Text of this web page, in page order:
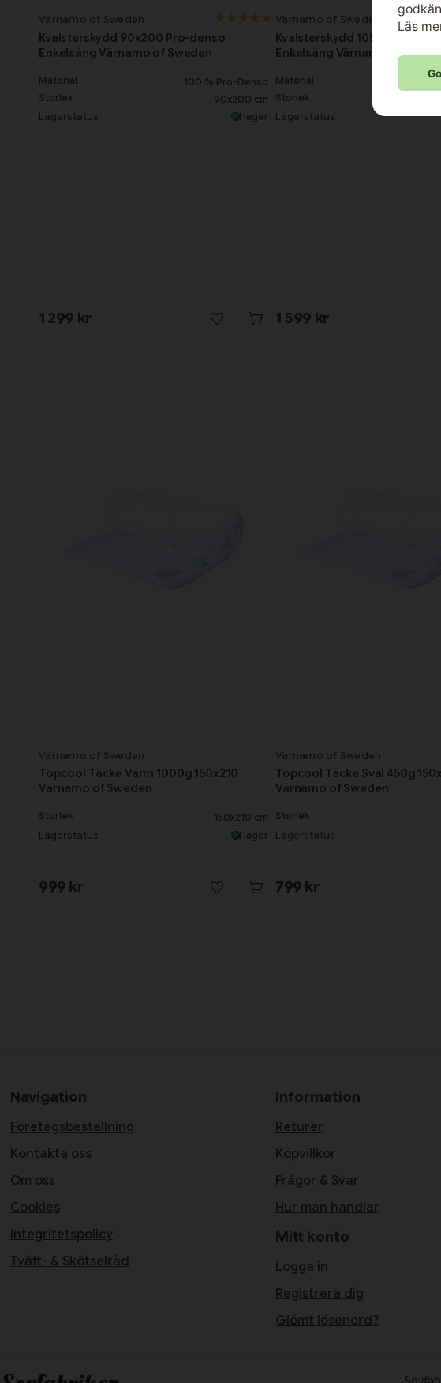
Värnamo of Sweden
Kvalsterskydd 90x200 Pro-denso
Enkelsäng Värnamo of Sweden
Material
100 % Pro-Denso
Storlek
90x200 cm
Lagerstatus I lager
1 299 kr
Värnamo of Sweden
Kvalsterskydd 105x200 Pro-
Enkelsäng Värnamo of
Material
Storlek
Lagerstatus
1 599 kr
Värnamo of Sweden
Topcool Täcke Varm 1000g 150x210
Värnamo of Sweden
Storlek 150x210 cm
Lagerstatus I lager
999 kr
Värnamo of Sweden
Topcool Täcke Sval 450g
Värnamo of Sweden
Storlek
Lagerstatus
799 kr
Navigation
Företagsbeställning
Kontakta oss
Om oss
Cookies
integritetspolicy
Tvätt- & Skötselråd
Information
Returer
Köpvillkor
Frågor & Svar
Hur man handlar
Mitt konto
Logga in
Registrera dig
Glömt lösenord?
Läs